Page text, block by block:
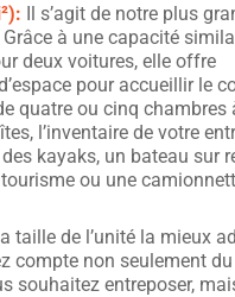
Il s’agit de notre plus
Grâce à une capacité
deux voitures, elle offre
pour accueillir le
quatre ou cinq chambres
l’inventaire de votre
kayaks, un bateau sur
ou une
taille de l’unité la mieux
compte non seulement
souhaitez entreposer,